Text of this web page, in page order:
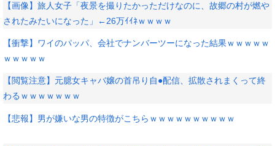
【画像】旅人女子「夜景を撮りたかっただけなのに、故郷の村が燃や
されたみたいになった」←26万ｲｲﾈｗｗｗｗ
【衝撃】ワイのパッパ、会社でナンバーツーになった結果ｗｗｗｗｗ
ｗｗｗｗｗ
【閲覧注意】元臆女キャバ嬢の首吊り自●配信、拡散されまくって終
わるｗｗｗｗｗｗｗ
【悲報】男が嫌いな男の特徴がこちらｗｗｗｗｗｗｗｗｗｗ